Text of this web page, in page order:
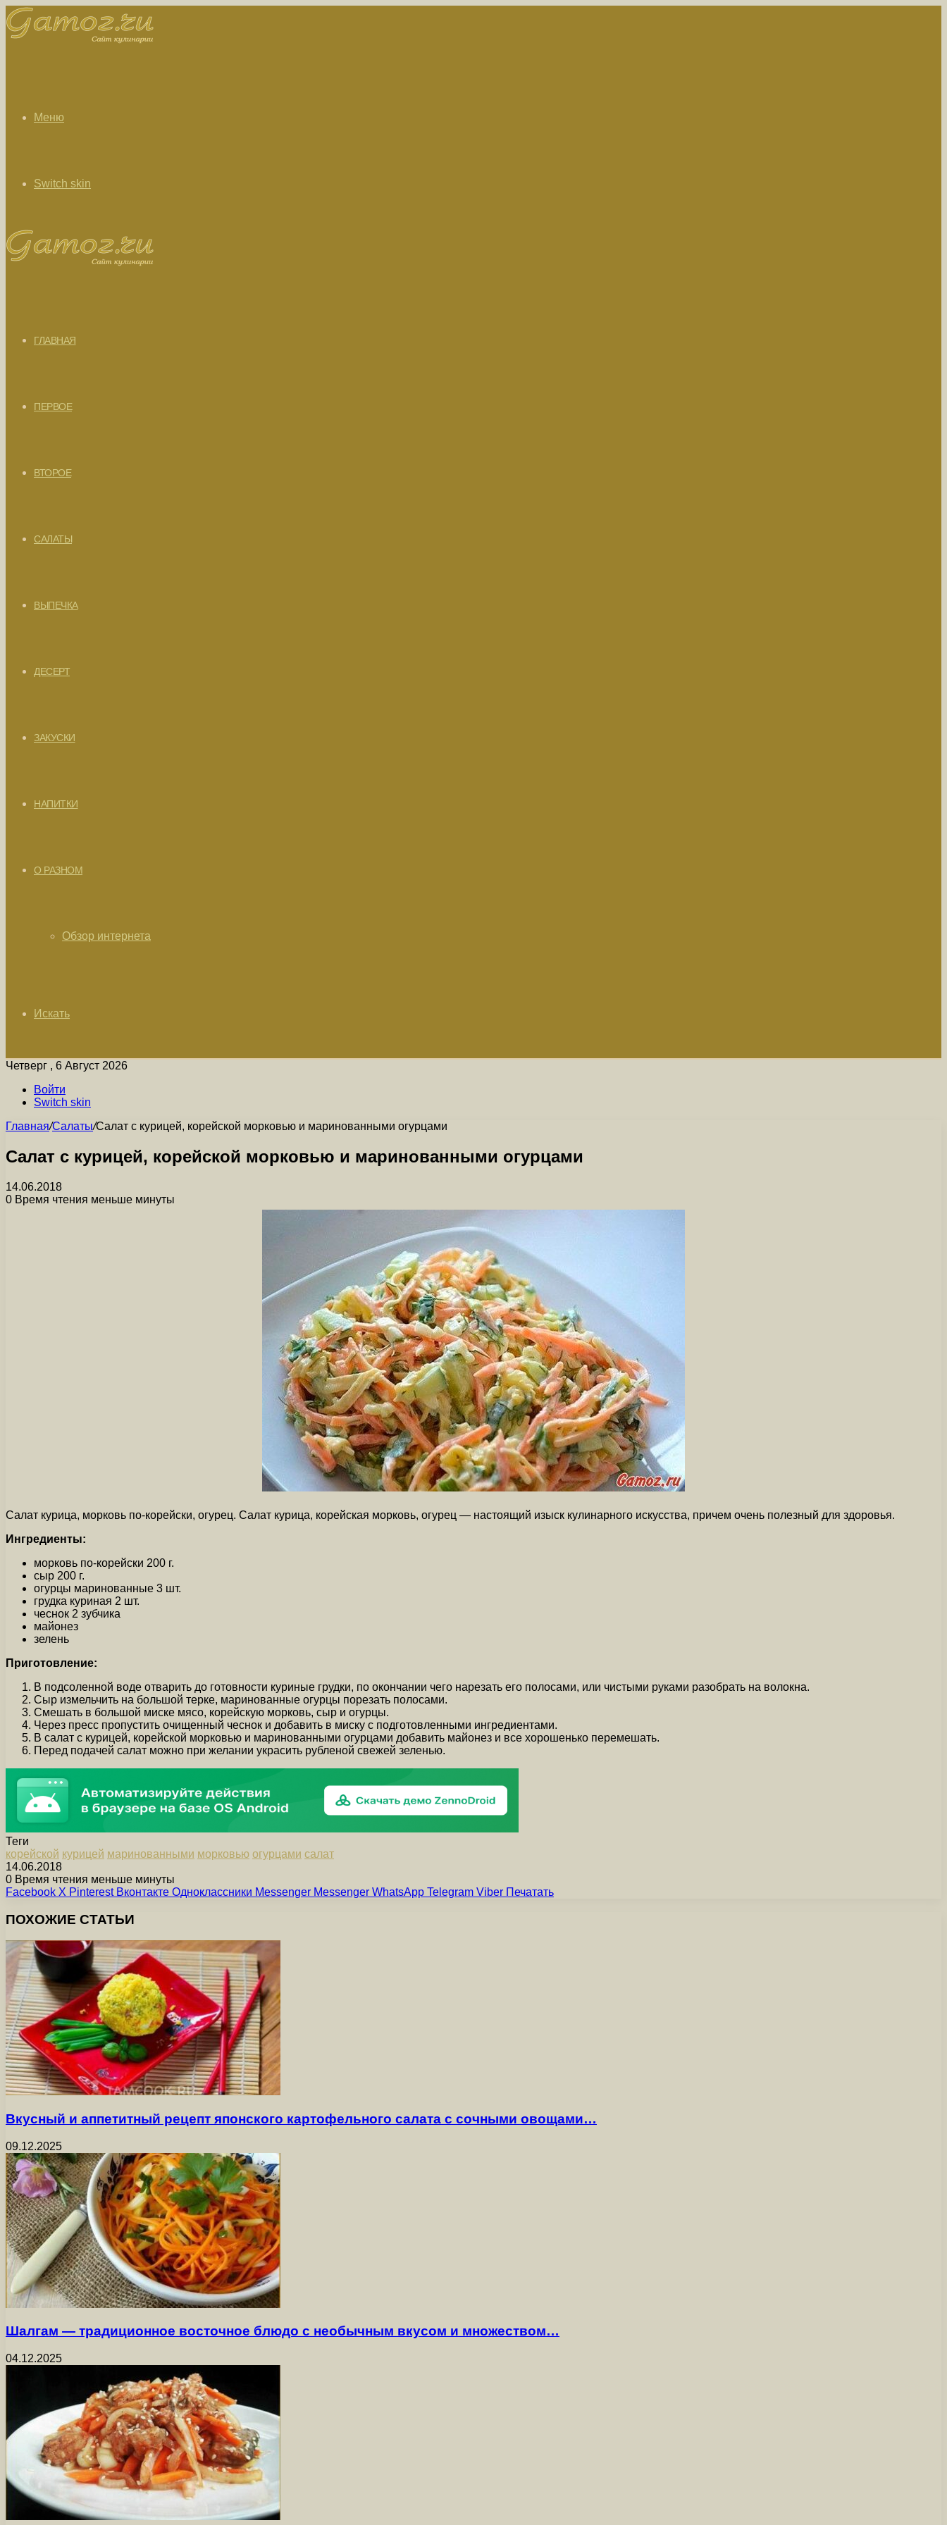
Меню
Switch skin
ГЛАВНАЯ
ПЕРВОЕ
ВТОРОЕ
САЛАТЫ
ВЫПЕЧКА
ДЕСЕРТ
ЗАКУСКИ
НАПИТКИ
О РАЗНОМ
Обзор интернета
Искать
Четверг , 6 Август 2026
Войти
Switch skin
Главная/Салаты/Салат с курицей, корейской морковью и маринованными огурцами
Салат с курицей, корейской морковью и маринованными огурцами
14.06.2018
0 Время чтения меньше минуты
Салат курица, морковь по-корейски, огурец. Салат курица, корейская морковь, огурец — настоящий изыск кулинарного искусства, причем очень полезный для здоровья.
Ингредиенты:
морковь по-корейски 200 г.
сыр 200 г.
огурцы маринованные 3 шт.
грудка куриная 2 шт.
чеснок 2 зубчика
майонез
зелень
Приготовление:
В подсоленной воде отварить до готовности куриные грудки, по окончании чего нарезать его полосами, или чистыми руками разобрать на волокна.
Сыр измельчить на большой терке, маринованные огурцы порезать полосами.
Смешать в большой миске мясо, корейскую морковь, сыр и огурцы.
Через пресс пропустить очищенный чеснок и добавить в миску с подготовленными ингредиентами.
В салат с курицей, корейской морковью и маринованными огурцами добавить майонез и все хорошенько перемешать.
Перед подачей салат можно при желании украсить рубленой свежей зеленью.
Теги
корейской курицей маринованными морковью огурцами салат
14.06.2018
0 Время чтения меньше минуты
Facebook X Pinterest Вконтакте Одноклассники Messenger Messenger WhatsApp Telegram Viber Печатать
ПОХОЖИЕ СТАТЬИ
Вкусный и аппетитный рецепт японского картофельного салата с сочными овощами…
09.12.2025
Шалгам — традиционное восточное блюдо с необычным вкусом и множеством…
04.12.2025